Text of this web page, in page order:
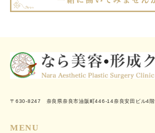
〒630-8247 奈良県奈良市油阪町446-14奈良安田ビル4階
MENU